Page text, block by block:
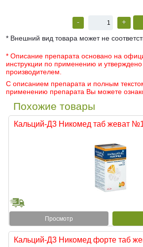
- +
* Внешний вид товара может не
* Описание препарата основано на
инструкции по применению и
производителем.
С описанием препарата и полным
применению препарата Вы можете
Похожие товары
Кальций-Д3 Никомед таб жеват
Просмотр
Кальций-Д3 Никомед форте таб